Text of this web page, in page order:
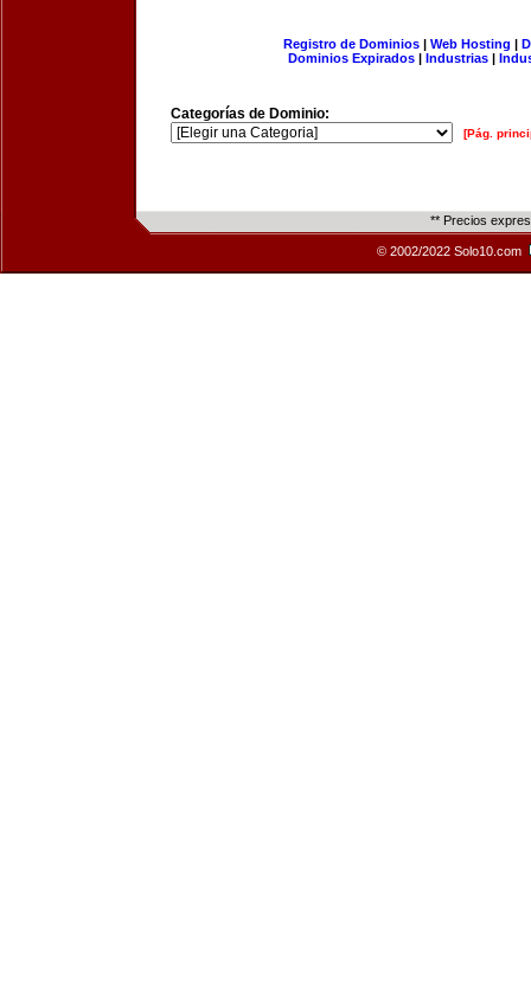
Registro de Dominios| Web Hosting |
Dominios Expirados | Industrias |
Categorías de Dominio:
[Pág.
** Precios
© 2002/2022 Solo10.com